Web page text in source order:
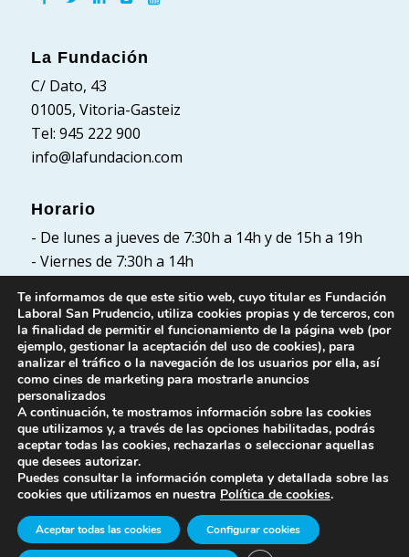
La Fundación
C/ Dato, 43
01005, Vitoria-Gasteiz
Tel: 945 222 900
info@lafundacion.com
Horario
- De lunes a jueves de 7:30h a 14h y de 15h a 19h
- Viernes de 7:30h a 14h
Políticas
Política de Privacidad
Política de cookies
Aviso Legal
© Fundación Laboral San Prudencio. Todos los
Te informamos de que este sitio web, cuyo titular es Fundación
Laboral San Prudencio, utiliza cookies propias y de terceros, con
la finalidad de permitir el funcionamiento de la página web (por
ejemplo, gestionar la aceptación del uso de cookies), para
analizar el tráfico o la navegación de los usuarios por ella, así
como cines de marketing para mostrarle anuncios
personalizados
A continuación, te mostramos información sobre las cookies
que utilizamos y, a través de las opciones habilitadas, podrás
aceptar todas las cookies, rechazarlas o seleccionar aquellas
que desees autorizar.
Puedes consultar la información completa y detallada sobre las
cookies que utilizamos en nuestra Política de cookies.
Aceptar todas las cookies Configurar cookies